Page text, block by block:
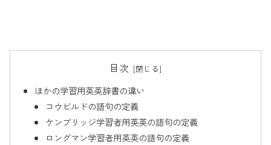
目次
ほかの学習用英英辞書の違い
コウビルドの語句の定義
ケンブリッジ学習者用英英の語句の定義
ロングマン学習者用英英の語句の定義